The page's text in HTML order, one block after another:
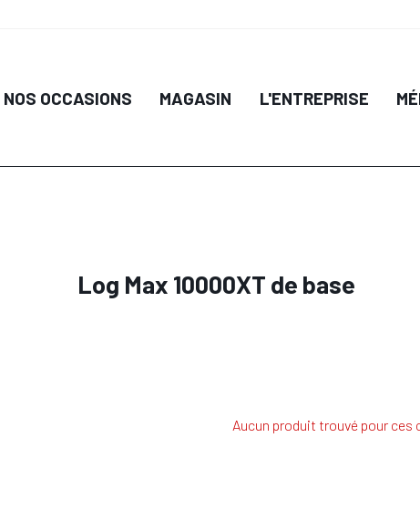
NOS OCCASIONS MAGASIN L'ENTREPRISE
Log Max 10000XT de base
Aucun produit trouvé pour ces